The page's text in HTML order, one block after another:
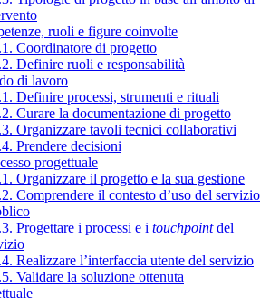
ruoli e figure coinvolte
Coordinatore di progetto
Definire ruoli e responsabilità
di lavoro
Definire processi, strumenti e rituali
Curare la documentazione di progetto
Organizzare tavoli tecnici collaborativi
Prendere decisioni
progettuale
Organizzare il progetto e la sua gestione
Comprendere il contesto d’uso del servizio
Progettare i processi e i touchpointdel
Realizzare l’interfaccia utente del servizio
Validare la soluzione ottenuta